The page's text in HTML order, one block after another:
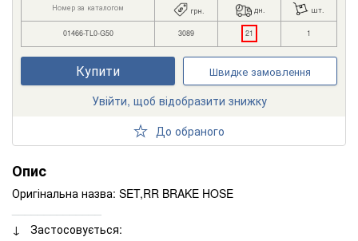
Номер за каталогом грн. дн. шт.
01466-TL0-G50 3089 21 1
Купити Швидке замовлення
Увійти, щоб відобразити знижку
До обраного
Опис
Оригінальна назва: SET,RR BRAKE HOSE
↓ Застосовується: